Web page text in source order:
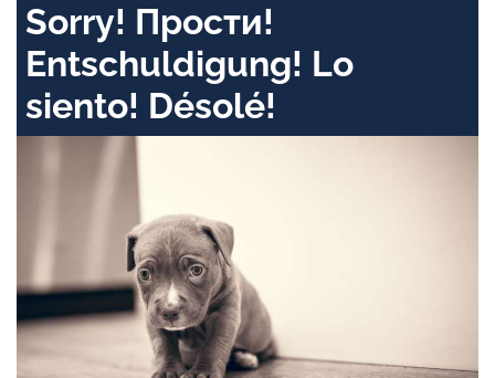
Sorry! Прости!
Entschuldigung! Lo
siento! Désolé!